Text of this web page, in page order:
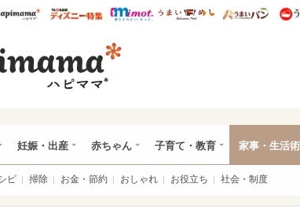
レぴあ総研ハピママ* ウレぴあ総研 ディズニー特集
mimot. うまいめし う
妊娠・出産 赤ちゃん 子育て・教育 家事・生活術
ピ 掃除 お金・節約 おしゃれ お役立ち 社会・制度